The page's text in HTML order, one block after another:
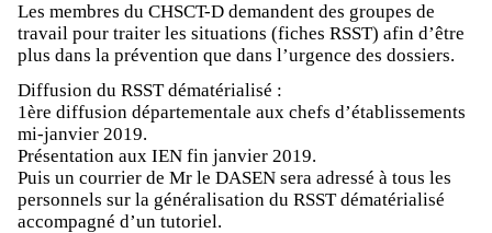
Les membres du CHSCT-D demandent des groupes de
travail pour traiter les situations (fiches RSST) afin d’être
plus dans la prévention que dans l’urgence des dossiers.
Diffusion du RSST dématérialisé :
1ère diffusion départementale aux chefs d’établissements
mi-janvier 2019.
Présentation aux IEN fin janvier 2019.
Puis un courrier de Mr le DASEN sera adressé à tous les
personnels sur la généralisation du RSST dématérialisé
accompagné d’un tutoriel.